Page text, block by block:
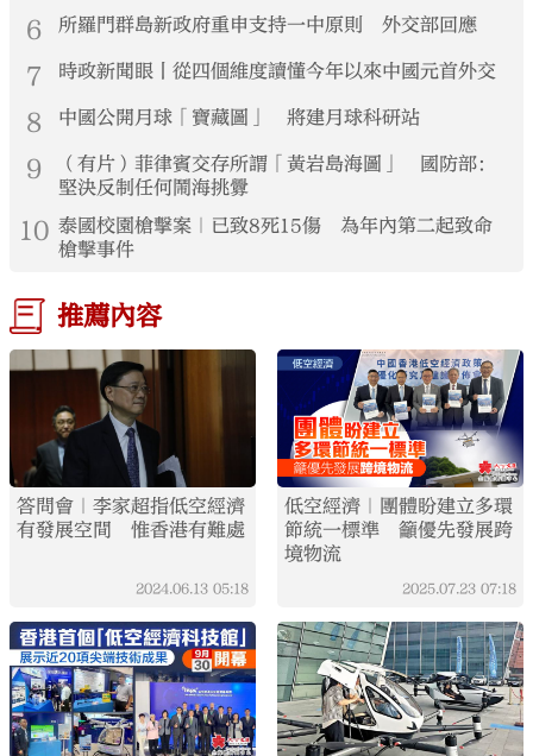
6 所羅門群島新政府重申支持一中原則 外交部回應
7 時政新聞眼丨從四個維度讀懂今年以來中國元首外交
8 中國公開月球「寶藏圖」 將建月球科研站
9
（有片）菲律賓交存所謂「黃岩島海圖」 國防部：
堅決反制任何鬧海挑釁
10 泰國校園槍擊案｜已致8死15傷 為年內第二起致命
槍擊事件
推薦內容
答問會｜李家超指低空經濟
有發展空間 惟香港有難處
2024.06.13 05:18
低空經濟｜團體盼建立多環
節統一標準 籲優先發展跨
境物流
2025.07.23 07:18